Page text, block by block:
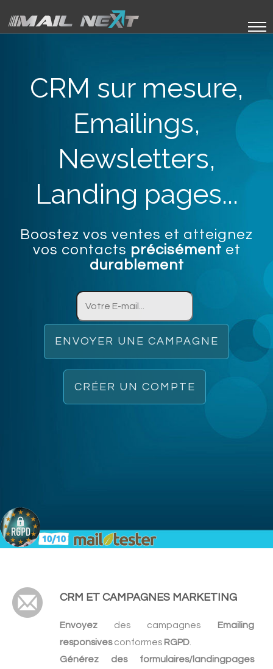
CRM sur mesure,
Emailings,
Newsletters,
Landing pages...
Boostez vos ventes et atteignez
vos contacts précisément et
durablement
ENVOYER UNE CAMPAGNE
CRÉER UN COMPTE
CRM ET CAMPAGNES MARKETING
Envoyezdes campagnes Emailing
responsivesconformes RGPD.
Générez des formulaires/landingpages